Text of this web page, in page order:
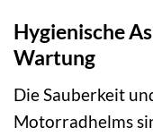
Hygienische
Wartung
Die Sauberkeit
Motorradhelms